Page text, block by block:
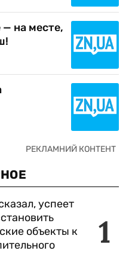
— на месте,
1
успеет
объекты к